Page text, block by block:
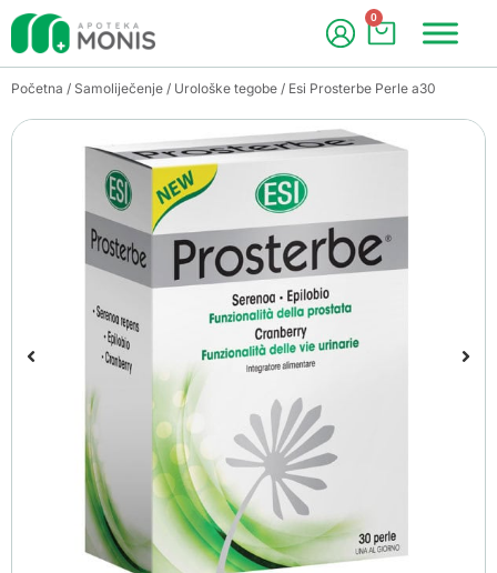
0
Početna / Samoliječenje / Urološke tegobe / Esi Prosterbe Perle a30